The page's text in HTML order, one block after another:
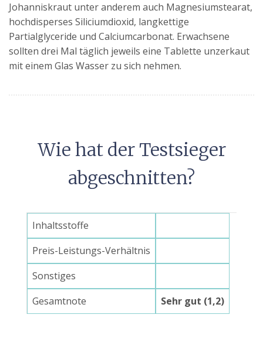
Johanniskraut unter anderem auch Magnesiumstearat,
hochdisperses Siliciumdioxid, langkettige
Partialglyceride und Calciumcarbonat. Erwachsene
sollten drei Mal täglich jeweils eine Tablette unzerkaut
mit einem Glas Wasser zu sich nehmen.
Wie hat der Testsieger
abgeschnitten?
Inhaltsstoffe
Preis-Leistungs-Verhältnis
Sonstiges
Gesamtnote
Sehr gut (1,2)